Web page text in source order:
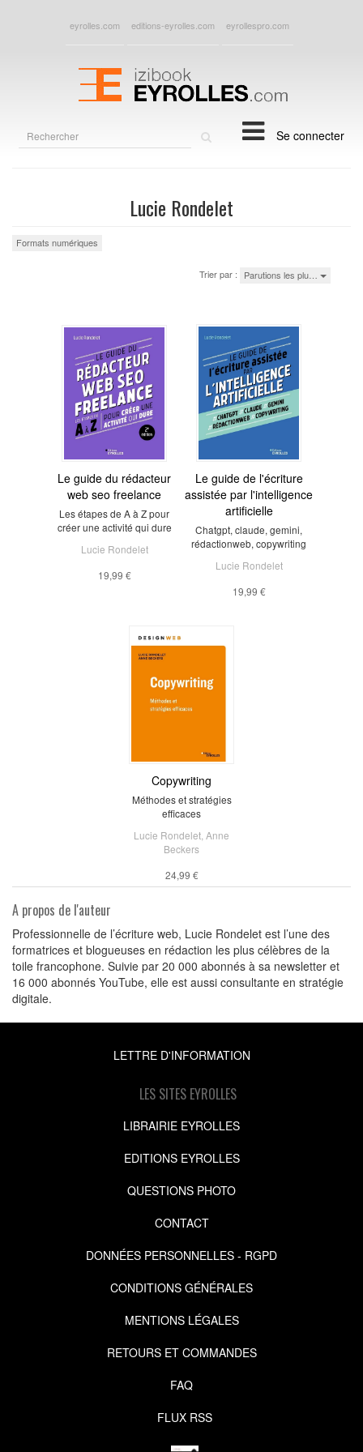
eyrolles.com editions-eyrolles.com eyrollespro.com
Se connecter
Lucie Rondelet
Formats numériques
Trier par : Parutions les plu…
Le guide du rédacteur
web seo freelance
Les étapes de A à Z pour
créer une activité qui dure
Lucie Rondelet
19,99 €
Le guide de l'écriture
assistée par l'intelligence
artificielle
Chatgpt, claude, gemini,
rédactionweb, copywriting
Lucie Rondelet
19,99 €
Copywriting
Méthodes et stratégies
efficaces
Lucie Rondelet Anne
Beckers
24,99 €
A propos de l'auteur
Professionnelle de l’écriture web, Lucie Rondelet est l’une des
formatrices et blogueuses en rédaction les plus célèbres de la
toile francophone. Suivie par 20 000 abonnés à sa newsletter et
16 000 abonnés YouTube, elle est aussi consultante en stratégie
digitale.
LETTRE D'INFORMATION
LES SITES EYROLLES
LIBRAIRIE EYROLLES
EDITIONS EYROLLES
QUESTIONS PHOTO
CONTACT
DONNÉES PERSONNELLES - RGPD
CONDITIONS GÉNÉRALES
MENTIONS LÉGALES
RETOURS ET COMMANDES
FAQ
FLUX RSS